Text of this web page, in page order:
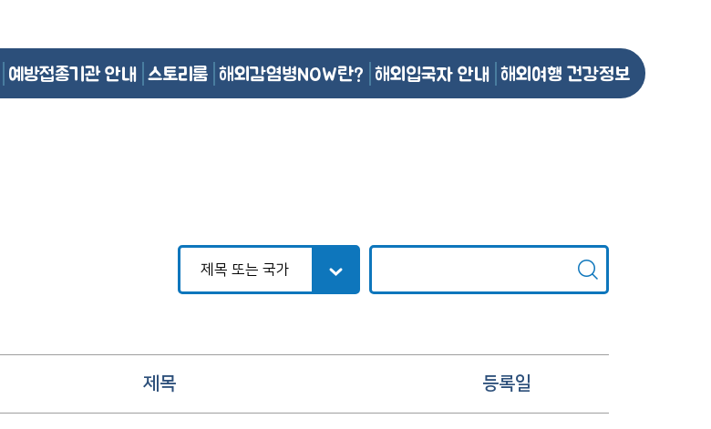
예방접종기관 안내 스토리룸 해외감염병NOW란? 해외입국자 안내 해외여행 건강정보
제목 등록일